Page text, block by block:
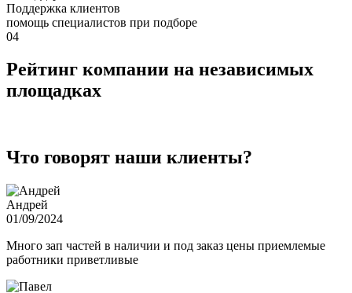
Поддержка клиентов
помощь специалистов при подборе
04
Рейтинг компании на независимых
площадках
Что говорят наши клиенты?
Андрей
01/09/2024
Много зап частей в наличии и под заказ цены приемлемые
работники приветливые